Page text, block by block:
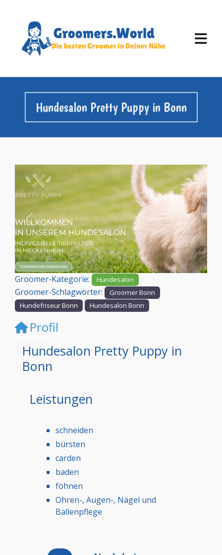
Hundesalon Pretty Puppy in Bonn
Vorheriges
Groomer-Kategorie: Hundesalon
Groomer-Schlagwörter:
Groomer Bonn
Hundefriseur Bonn
Hundesalon Bonn
Profil
Hundesalon Pretty Puppy in
Bonn
Leistungen
schneiden
bürsten
carden
baden
föhnen
Ohren-, Augen-, Nägel und
Ballenpflege